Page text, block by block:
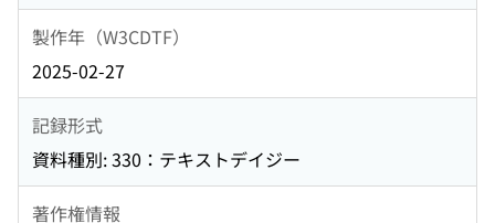
製作年（W3CDTF）
2025-02-27
記録形式
資料種別: 330：テキストデイジー
著作権情報